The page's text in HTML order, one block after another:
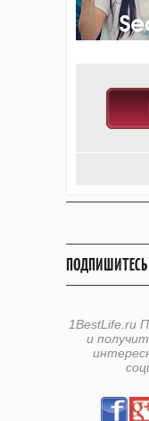
ПОДПИШИТЕСЬ
1BestLife.ru
и